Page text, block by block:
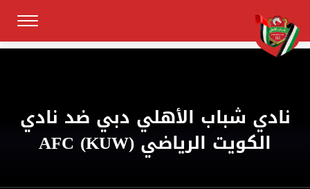
نادي شباب الأهلي دبي ضد نادي
الكويت الرياضي (KUW) AFC